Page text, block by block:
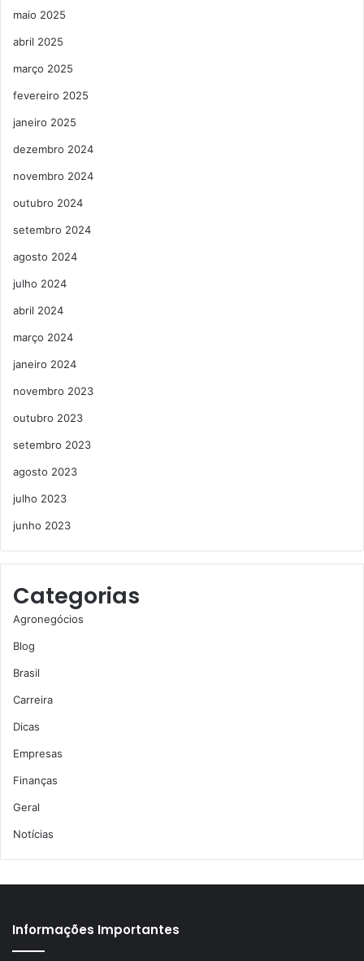
maio 2025
abril 2025
março 2025
fevereiro 2025
janeiro 2025
dezembro 2024
novembro 2024
outubro 2024
setembro 2024
agosto 2024
julho 2024
abril 2024
março 2024
janeiro 2024
novembro 2023
outubro 2023
setembro 2023
agosto 2023
julho 2023
junho 2023
Categorias
Agronegócios
Blog
Brasil
Carreira
Dicas
Empresas
Finanças
Geral
Notícias
Informações Importantes